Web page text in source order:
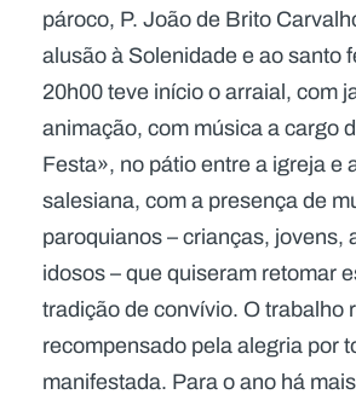
pároco, P. João de Brito
alusão à Solenidade e ao santo
20h00 teve início o arraial, com
animação, com música a cargo
Festa», no pátio entre a igreja e
salesiana, com a presença de
paroquianos – crianças, jovens,
idosos – que quiseram retomar
tradição de convívio. O trabalho
recompensado pela alegria por
manifestada. Para o ano há